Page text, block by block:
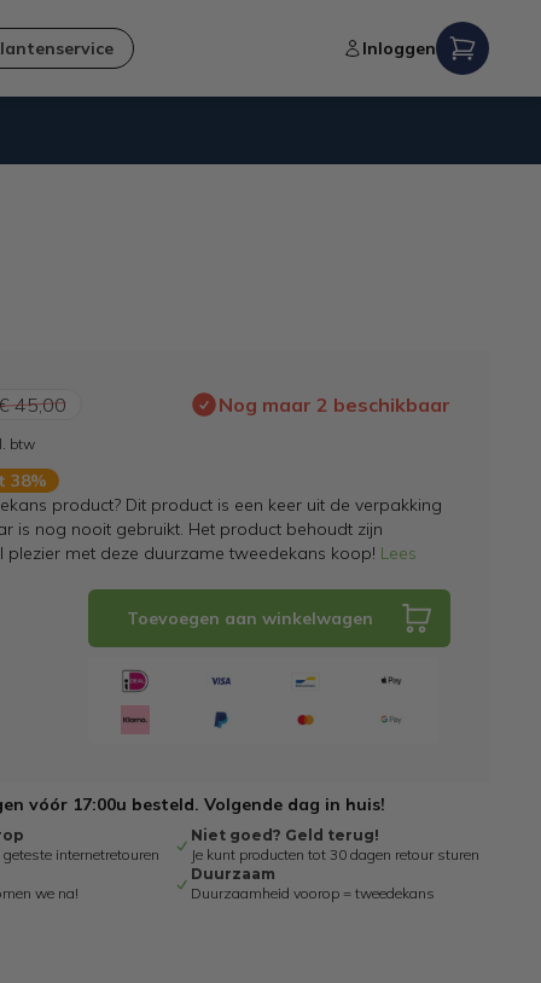
Inloggen
45,00 Nog maar 2 beschikbaar
btw
38%
product? Dit product is een keer uit de verpakking
is nog nooit gebruikt. Het product behoudt zijn
plezier met deze duurzame tweedekans koop! Lees
Toevoegen aan winkelwagen
vóór 17:00u besteld. Volgende dag in huis!
internetretouren
Niet goed? Geld terug!
Je kunt producten tot 30 dagen retour sturen
we na!
Duurzaam
Duurzaamheid voorop = tweedekans